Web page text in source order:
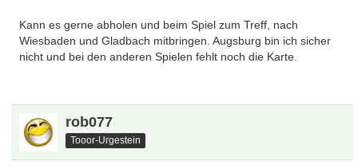
Kann es gerne abholen und beim Spiel zum Treff, nach
Wiesbaden und Gladbach mitbringen. Augsburg bin ich sicher
nicht und bei den anderen Spielen fehlt noch die Karte.
rob077
Tooor-Urgestein